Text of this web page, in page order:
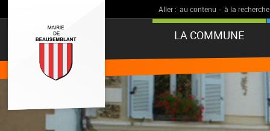
Aller : au contenu - à la recherche
LA COMMUNE